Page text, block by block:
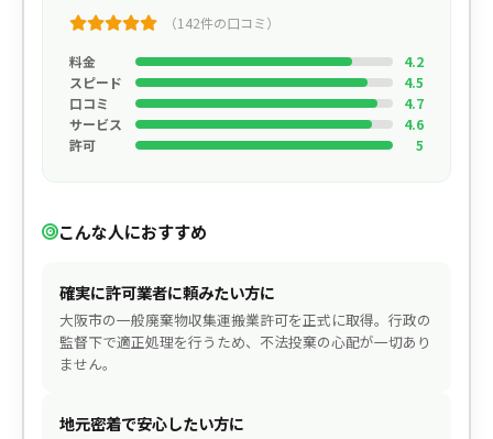
（142件の口コミ）
料金
4.2
スピード
4.5
口コミ
4.7
サービス
4.6
許可
5
こんな人におすすめ
確実に許可業者に頼みたい方に
大阪市の一般廃棄物収集運搬業許可を正式に取得。行政の
監督下で適正処理を行うため、不法投棄の心配が一切あり
ません。
地元密着で安心したい方に